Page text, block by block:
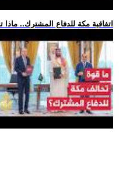
.. اتفاقية مكة للدفاع المشترك..